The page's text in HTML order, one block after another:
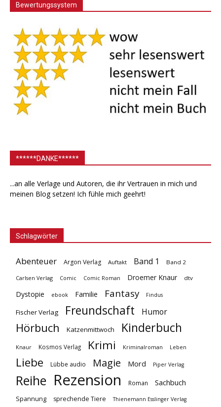
Bewertungssystem
******DANKE******
...an alle Verlage und Autoren, die ihr Vertrauen in mich und
meinen Blog setzen! Ich fühle mich geehrt!
Schlagwörter
Abenteuer Argon Verlag Auftakt Band 1 Band 2
Carlsen Verlag Comic Comic Roman Droemer Knaur dtv
Dystopie ebook Familie Fantasy Findus
Fischer Verlag Freundschaft Humor
Hörbuch Katzenmittwoch Kinderbuch
Knaur Kosmos Verlag Krimi Kriminalroman Leben
Liebe Lübbe audio Magie Mord Piper Verlag
Reihe Rezension Roman Sachbuch
Spannung sprechende Tiere Thienemann Esslinger Verlag